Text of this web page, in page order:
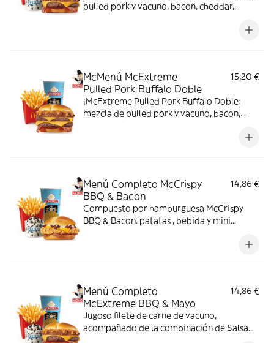
pulled pork y vacuno, bacon, cheddar,
McMenú McExtreme
Pulled Pork Buffalo Doble
15,20 €
¡McExtreme Pulled Pork Buffalo Doble:
mezcla de pulled pork y vacuno, bacon,
Menú Completo McCrispy
BBQ & Bacon
14,86 €
Compuesto por hamburguesa McCrispy
BBQ & Bacon. patatas , bebida y mini
Menú Completo
McExtreme BBQ & Mayo
14,86 €
Jugoso filete de carne de vacuno,
acompañado de la combinación de Salsa